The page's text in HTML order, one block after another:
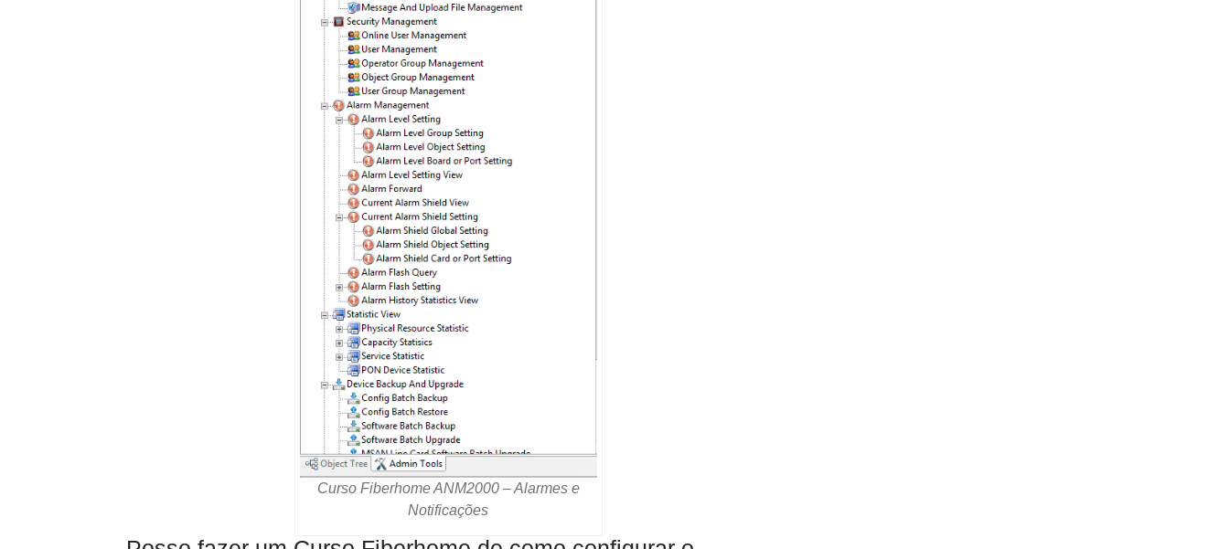
Curso Fiberhome ANM2000 – Alarmes e
Notificações